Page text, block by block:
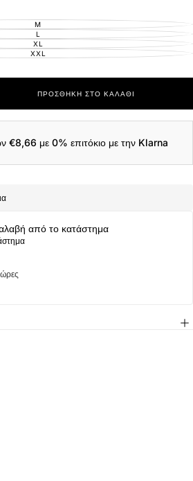
MΕΚΤΌΣ
ΑΠΟΘΈΜΑΤΟΣ
LΕΚΤΌΣ
ΑΠΟΘΈΜΑΤΟΣ
XLΕΚΤΌΣ
ΑΠΟΘΈΜΑΤΟΣ
XXLΕΚΤΌΣ
ΠΡΟΣΘΉΚΗ ΣΤΟ ΚΑΛΆΘΙ
€8,66 με 0% επιτόκιο με την Klarna
από το κατάστημα